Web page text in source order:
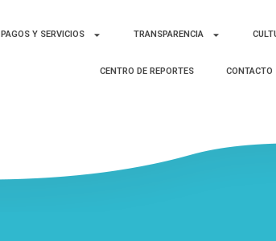
PAGOS Y SERVICIOS TRANSPARENCIA
CENTRO DE REPORTES CONTACTO